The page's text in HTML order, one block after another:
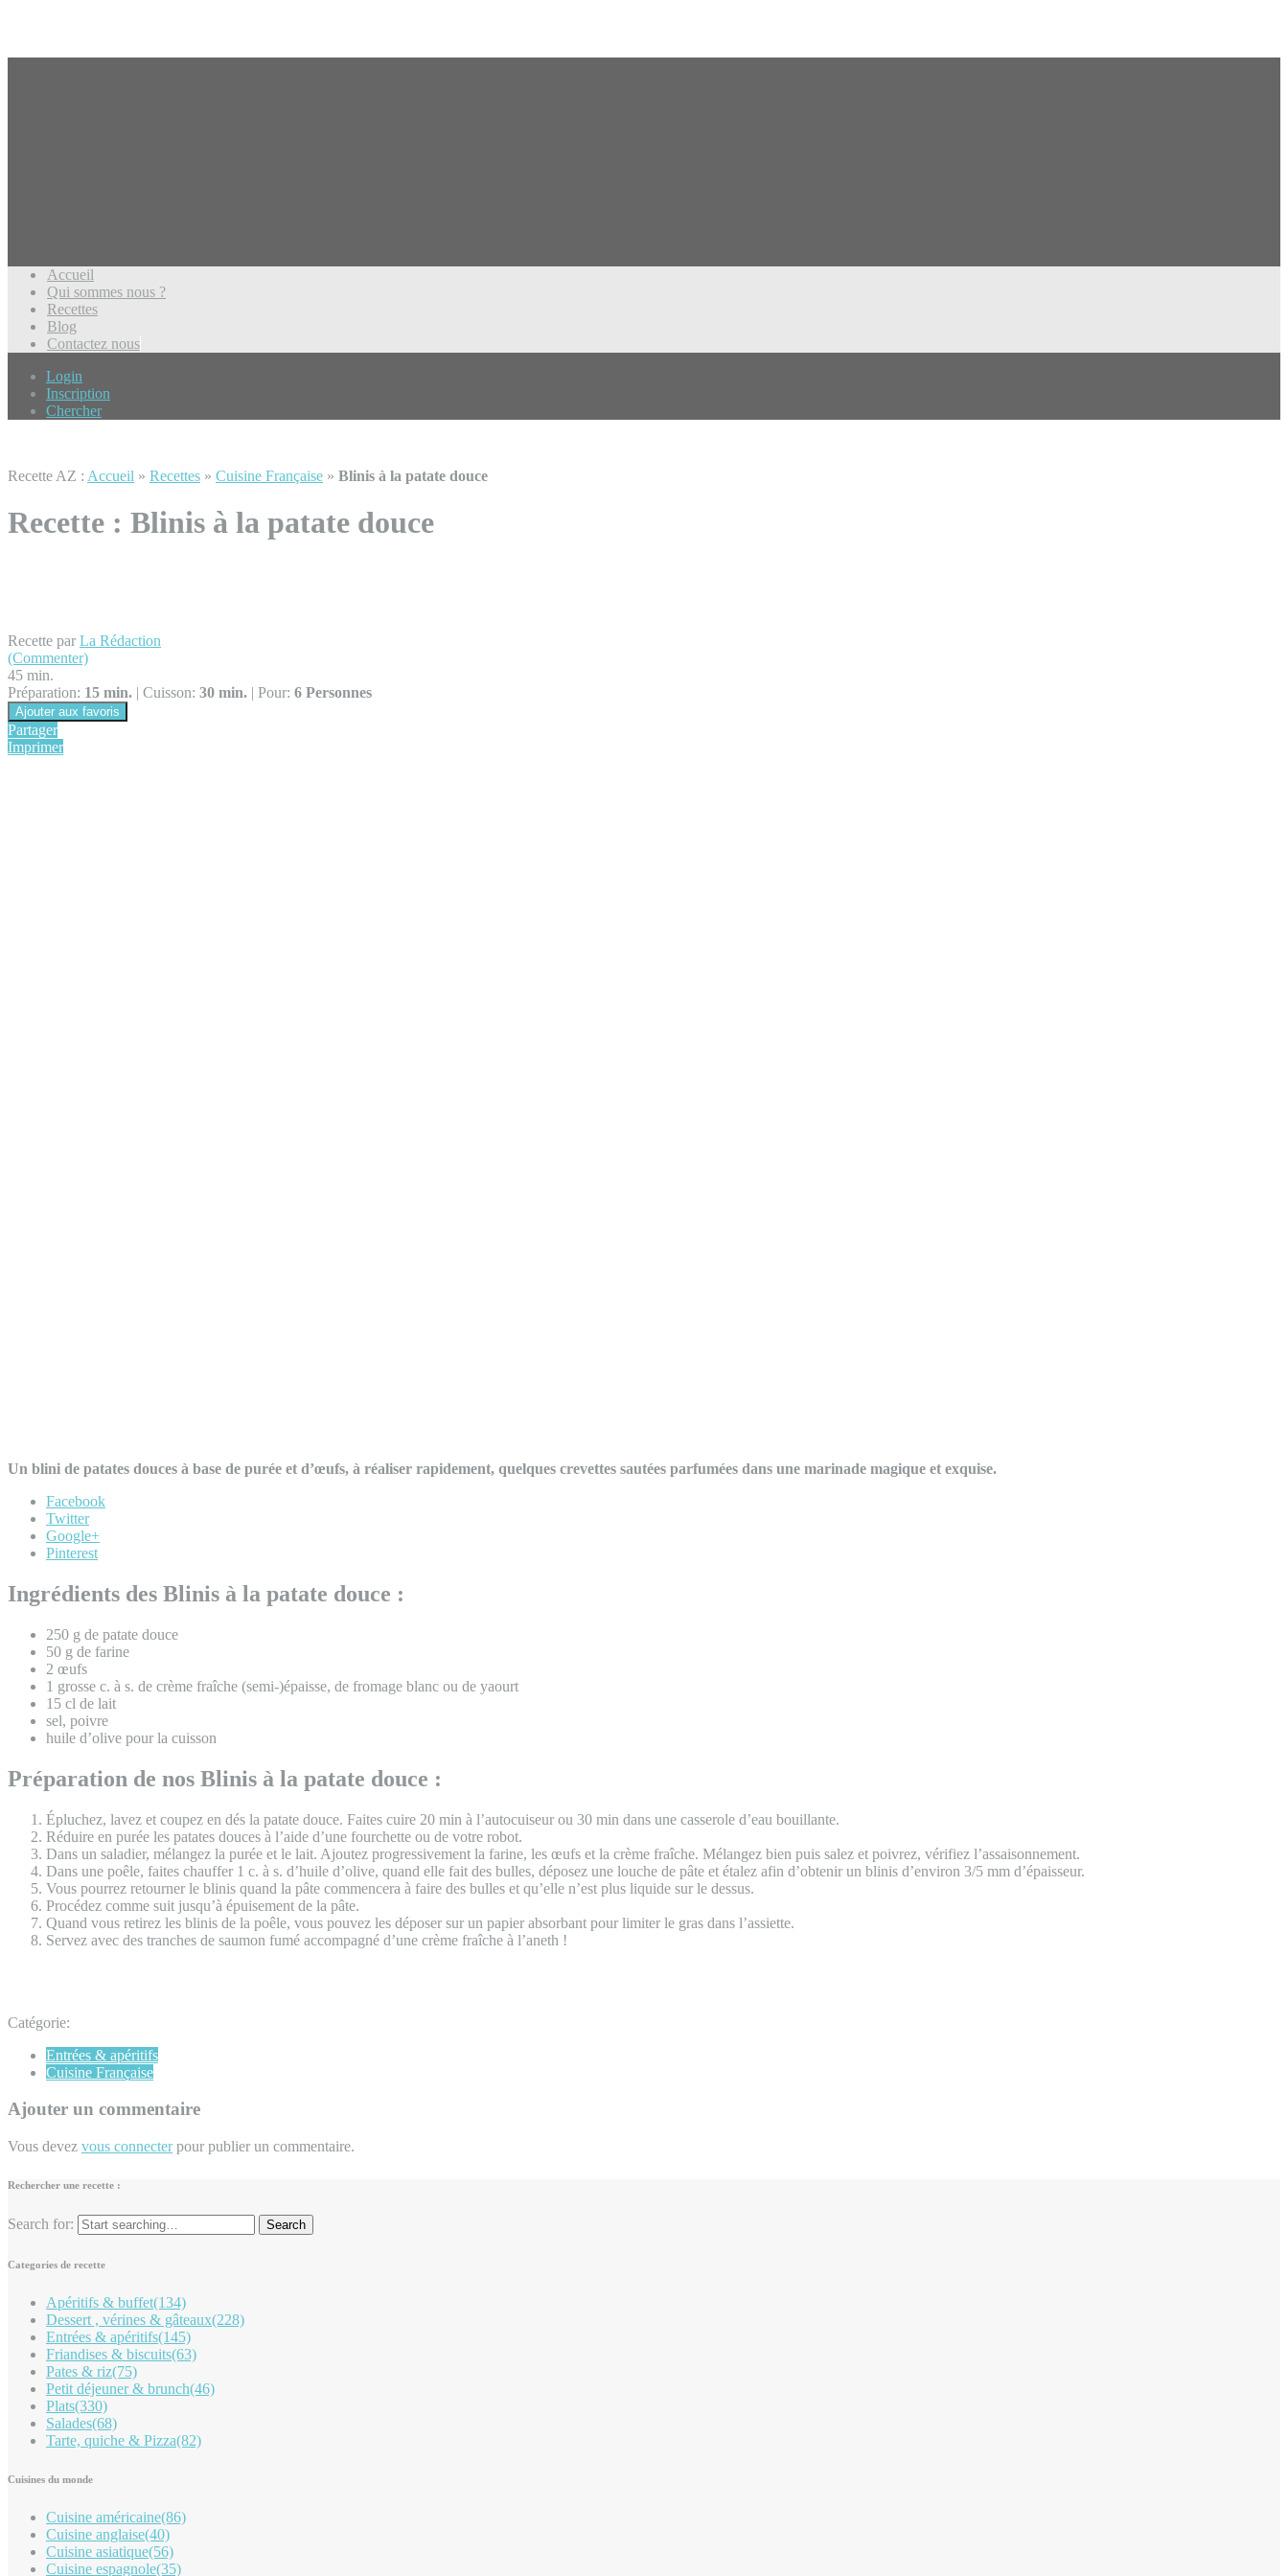
Accueil
Qui sommes nous ?
Recettes
Blog
Contactez nous
Login
Inscription
Chercher
Recette AZ : Accueil » Recettes » Cuisine Française » Blinis à la patate douce
Recette : Blinis à la patate douce
Recette par La Rédaction
(Commenter)
45 min.
Préparation: 15 min. | Cuisson: 30 min. | Pour: 6 Personnes
Ajouter aux favoris
Partager
Imprimer
Un blini de patates douces à base de purée et d’œufs, à réaliser rapidement, quelques crevettes sautées parfumées dans une marinade magique et exquise.
Facebook
Twitter
Google+
Pinterest
Ingrédients des Blinis à la patate douce :
250 g de patate douce
50 g de farine
2 œufs
1 grosse c. à s. de crème fraîche (semi-)épaisse, de fromage blanc ou de yaourt
15 cl de lait
sel, poivre
huile d’olive pour la cuisson
Préparation de nos Blinis à la patate douce :
Épluchez, lavez et coupez en dés la patate douce. Faites cuire 20 min à l’autocuiseur ou 30 min dans une casserole d’eau bouillante.
Réduire en purée les patates douces à l’aide d’une fourchette ou de votre robot.
Dans un saladier, mélangez la purée et le lait. Ajoutez progressivement la farine, les œufs et la crème fraîche. Mélangez bien puis salez et poivrez, vérifiez l’assaisonnement.
Dans une poêle, faites chauffer 1 c. à s. d’huile d’olive, quand elle fait des bulles, déposez une louche de pâte et étalez afin d’obtenir un blinis d’environ 3/5 mm d’épaisseur.
Vous pourrez retourner le blinis quand la pâte commencera à faire des bulles et qu’elle n’est plus liquide sur le dessus.
Procédez comme suit jusqu’à épuisement de la pâte.
Quand vous retirez les blinis de la poêle, vous pouvez les déposer sur un papier absorbant pour limiter le gras dans l’assiette.
Servez avec des tranches de saumon fumé accompagné d’une crème fraîche à l’aneth !
Catégorie:
Entrées & apéritifs
Cuisine Française
Ajouter un commentaire
Vous devez vous connecterpour publier un commentaire.
Rechercher une recette :
Search for:
Categories de recette
Apéritifs & buffet(134)
Dessert , vérines & gâteaux(228)
Entrées & apéritifs(145)
Friandises & biscuits(63)
Pates & riz(75)
Petit déjeuner & brunch(46)
Plats(330)
Salades(68)
Tarte, quiche & Pizza(82)
Cuisines du monde
Cuisine américaine(86)
Cuisine anglaise(40)
Cuisine asiatique(56)
Cuisine espagnole(35)